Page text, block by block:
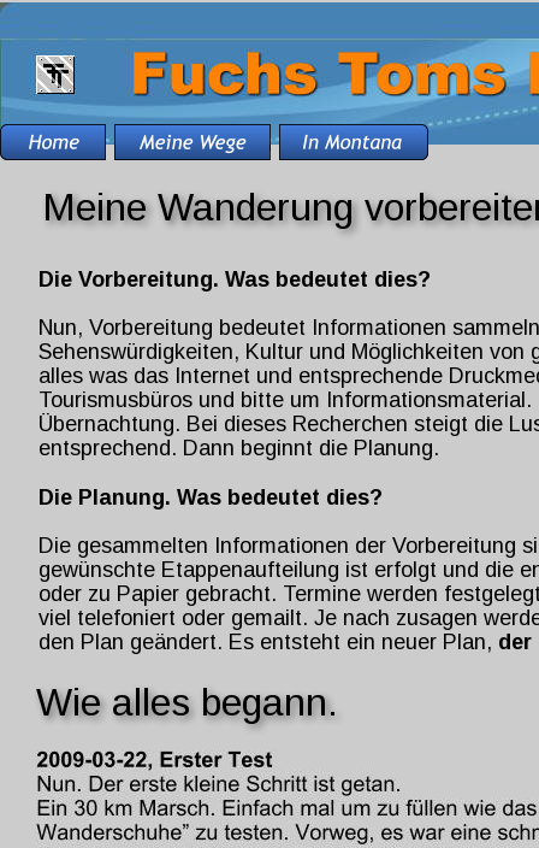
Meine Wanderung
Die Vorbereitung. Was bedeutet dies?
Nun, Vorbereitung bedeutet Informationen
Sehenswürdigkeiten, Kultur und Möglichkeiten
alles was das Internet und entsprechende
Tourismusbüros und bitte um
Übernachtung. Bei dieses Recherchen steigt die
entsprechend. Dann beginnt die Planung.
Die Planung. Was bedeutet dies?
Die gesammelten Informationen der Vorbereitung
gewünschte Etappenaufteilung ist erfolgt und die
oder zu Papier gebracht. Termine werden
viel telefoniert oder gemailt. Je nach zusagen
den Plan geändert. Es entsteht ein neuer Plan, der
Wie alles begann.